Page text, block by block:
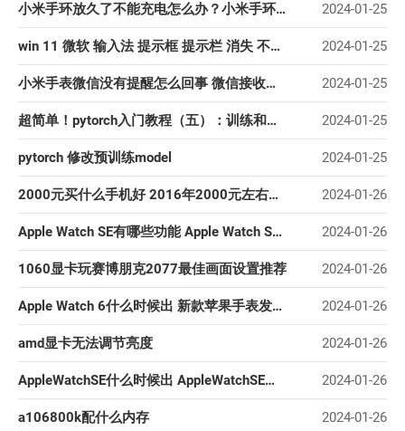
小米手环放久了不能充电怎么办？小米手环久置无法充电的解决方法 2024-01-25
win 11 微软 输入法 提示框 提示栏 消失 不见 不显示 找回 显示 可行性 解决方案 2024-01-25
小米手表微信没有提醒怎么回事 微信接收不到消息提醒解决办法 2024-01-25
超简单！pytorch入门教程（五）：训练和测试CNN 2024-01-25
pytorch 修改预训练model 2024-01-25
2000元买什么手机好 2016年2000元左右性价比高的手机推荐 2024-01-26
Apple Watch SE有哪些功能 Apple Watch SE参数配置汇总 2024-01-26
1060显卡玩赛博朋克2077最佳画面设置推荐 2024-01-26
Apple Watch 6什么时候出 新款苹果手表发布时间曝光 2024-01-26
amd显卡无法调节亮度 2024-01-26
AppleWatchSE什么时候出 AppleWatchSE配置性能介绍 2024-01-26
a106800k配什么内存 2024-01-26